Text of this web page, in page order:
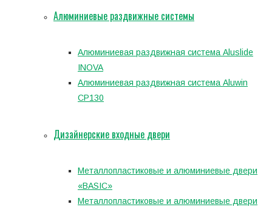
Алюминиевые раздвижные системы
Алюминиевая раздвижная система Aluslide
INOVA
Алюминиевая раздвижная система Aluwin
CP130
Дизайнерские входные двери
Металлопластиковые и алюминиевые двери
«BASIC»
Металлопластиковые и алюминиевые двери